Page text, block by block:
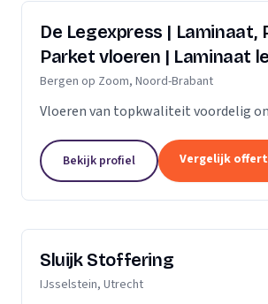
De Legexpress | Laminaat,
Parket vloeren | Laminaat
Bergen op Zoom, Noord-Brabant
Vloeren van topkwaliteit voordelig
Bekijk profiel Vergelijk
Sluijk Stoffering
IJsselstein, Utrecht